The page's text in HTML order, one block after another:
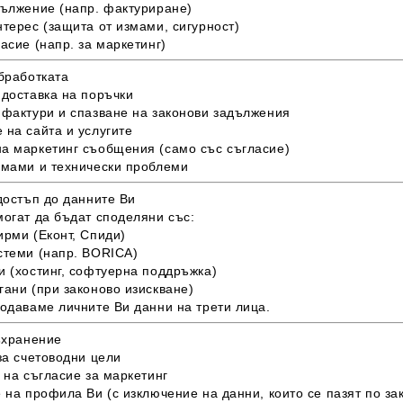
(напр. фактуриране)
(защита от измами, сигурност)
(напр. за маркетинг)
на поръчки
и спазване на законови задължения
сайта и услугите
маркетинг съобщения (само със съгласие)
и технически проблеми
до данните Ви
да бъдат споделяни със:
(Еконт, Спиди)
(напр. BORICA)
(хостинг, софтуерна поддръжка)
(при законово изискване)
личните Ви данни на трети лица.
счетоводни цели
на съгласие за маркетинг
на профила Ви (с изключение на данни, които се пазят по